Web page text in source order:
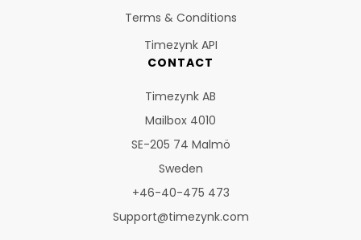
Terms & Conditions
Timezynk API
CONTACT
Timezynk AB
Mailbox 4010
SE-205 74 Malmö
Sweden
+46-40-475 473
Support@timezynk.com